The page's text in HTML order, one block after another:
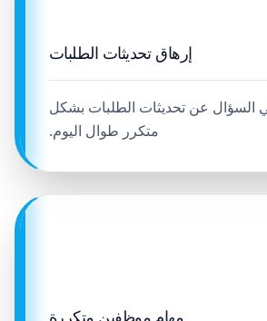
إرهاق تحديثات الطلبات
السؤال عن تحديثات الطلبات بشكل
متكرر طوال اليوم.
مهام موظفين متكررة